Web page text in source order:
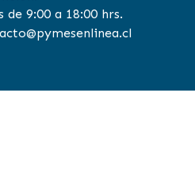
de 9:00 a 18:00 hrs.